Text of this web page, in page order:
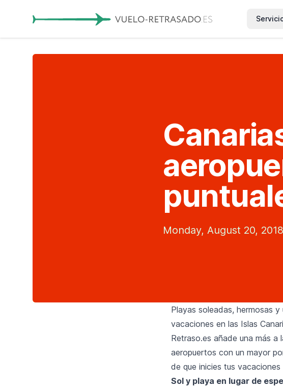
Monday, August 20, 2018
Playas soleadas, hermosas
vacaciones en las Islas
Retraso.es añade una más a
aeropuertos con un mayor
de que inicies tus
Sol y playa en lugar de